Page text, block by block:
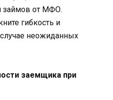
займов от МФО.
гибкость и
неожиданных
заемщика при